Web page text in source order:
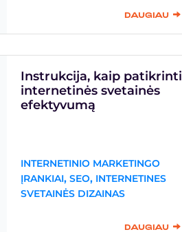
DAUGIAU
Instrukcija, kaip patikrinti
internetinės svetainės
efektyvumą
INTERNETINIO MARKETINGO
ĮRANKIAI, SEO, INTERNETINES
SVETAINĖS DIZAINAS
DAUGIAU